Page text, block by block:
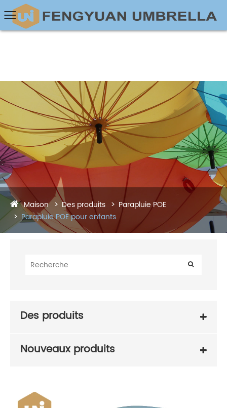
Maison Des produits
Parapluie POE
Parapluie POE pour enfants
Des produits
Nouveaux produits